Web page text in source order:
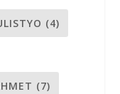
(4)
(7)